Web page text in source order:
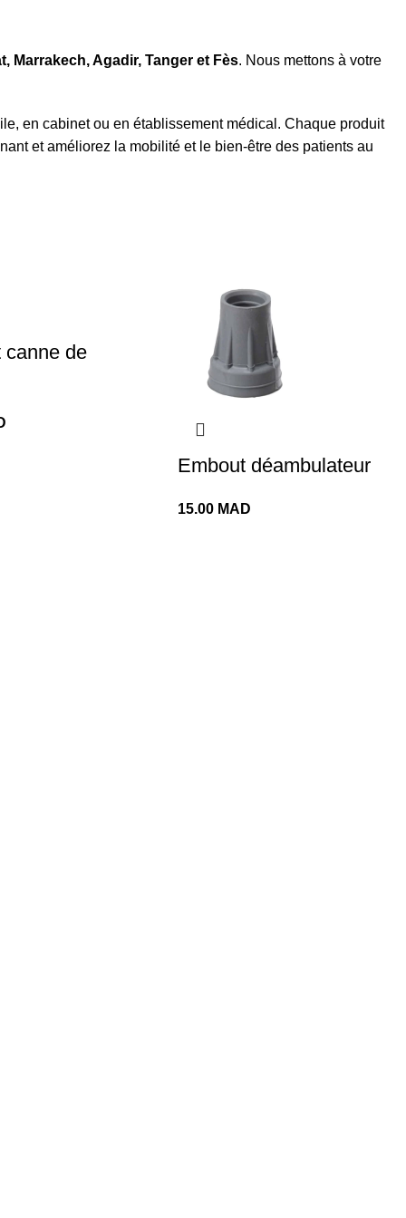
Marrakech, Agadir, Tanger et Fès. Nous mettons à votre
en cabinet ou en établissement médical. Chaque produit
et améliorez la mobilité et le bien-être des patients au
canne de
Embout déambulateur
15.00 MAD